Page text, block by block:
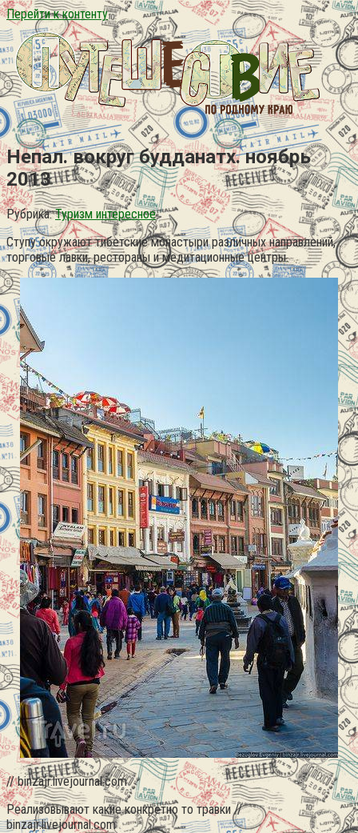
Перейти к контенту
Непал. вокруг будданатх. ноябрь
2013
Рубрика: Туризм интересное
Ступу окружают тибетские монастыри различных направлений,
торговые лавки, рестораны и медитационные центры.
// binzajr.livejournal.com
Реализовывают какие конкретно то травки //
binzajr.livejournal.com